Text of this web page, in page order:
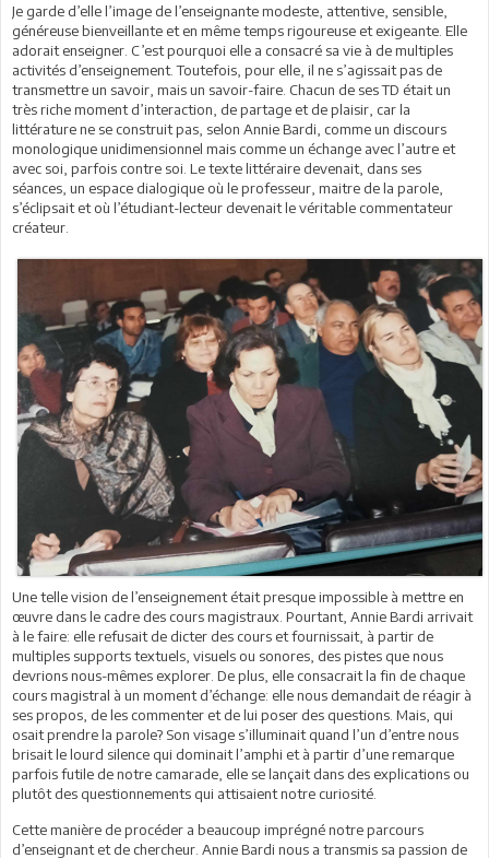
Je garde d’elle l’image de l’enseignante modeste, attentive, sensible,
généreuse bienveillante et en même temps rigoureuse et exigeante. Elle
adorait enseigner. C’est pourquoi elle a consacré sa vie à de multiples
activités d’enseignement. Toutefois, pour elle, il ne s’agissait pas de
transmettre un savoir, mais un savoir-faire. Chacun de ses TD était un
très riche moment d’interaction, de partage et de plaisir, car la
littérature ne se construit pas, selon Annie Bardi, comme un discours
monologique unidimensionnel mais comme un échange avec l’autre et
avec soi, parfois contre soi. Le texte littéraire devenait, dans ses
séances, un espace dialogique où le professeur, maitre de la parole,
s’éclipsait et où l’étudiant-lecteur devenait le véritable commentateur
créateur.
Une telle vision de l’enseignement était presque impossible à mettre en
œuvre dans le cadre des cours magistraux. Pourtant, Annie Bardi arrivait
à le faire: elle refusait de dicter des cours et fournissait, à partir de
multiples supports textuels, visuels ou sonores, des pistes que nous
devrions nous-mêmes explorer. De plus, elle consacrait la fin de chaque
cours magistral à un moment d’échange: elle nous demandait de réagir à
ses propos, de les commenter et de lui poser des questions. Mais, qui
osait prendre la parole? Son visage s’illuminait quand l’un d’entre nous
brisait le lourd silence qui dominait l’amphi et à partir d’une remarque
parfois futile de notre camarade, elle se lançait dans des explications ou
plutôt des questionnements qui attisaient notre curiosité.
Cette manière de procéder a beaucoup imprégné notre parcours
d’enseignant et de chercheur. Annie Bardi nous a transmis sa passion de